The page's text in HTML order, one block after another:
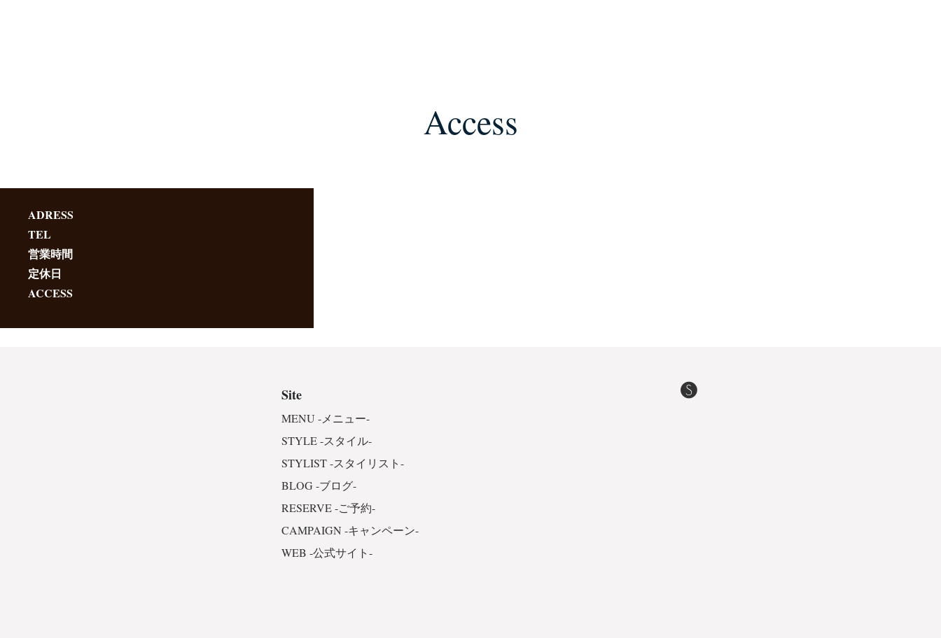
Access
ADRESS
TEL
営業時間
定休日
ACCESS
Site
MENU -メニュー-
STYLE -スタイル-
STYLIST -スタイリスト-
BLOG -ブログ-
RESERVE -ご予約-
CAMPAIGN -キャンペーン-
WEB -公式サイト-